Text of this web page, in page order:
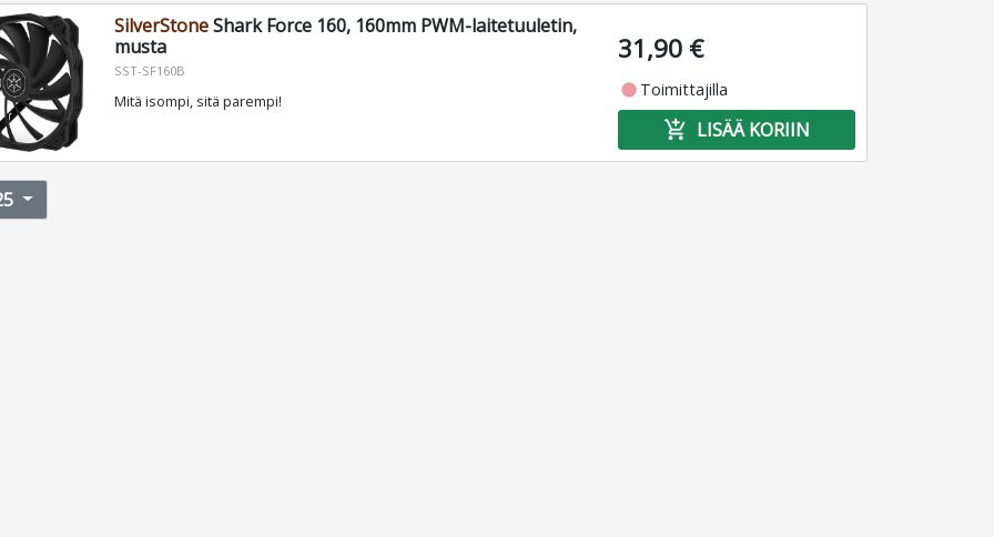
SilverStoneShark Force 160, 160mm PWM-laitetuuletin,
musta
SST-SF160B
Mitä isompi, sitä parempi!
31,90 €
fiber_manual_record Toimittajilla
add_shopping_cart LISÄÄ KORIIN